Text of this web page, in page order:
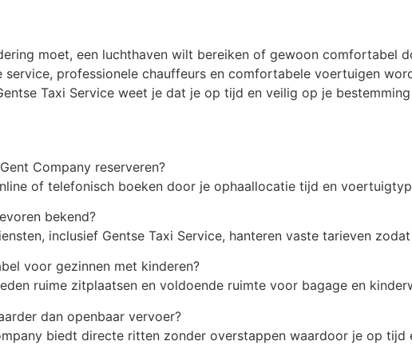
moet, een luchthaven wilt bereiken of gewoon comfortabel
service, professionele chauffeurs en comfortabele voertuigen
Taxi Service weet je dat je op tijd en veilig op je
Company reserveren?
of telefonisch boeken door je ophaallocatie tijd en
bekend?
inclusief Gentse Taxi Service, hanteren vaste tarieven
voor gezinnen met kinderen?
ruime zitplaatsen en voldoende ruimte voor bagage en
dan openbaar vervoer?
biedt directe ritten zonder overstappen waardoor je op tijd